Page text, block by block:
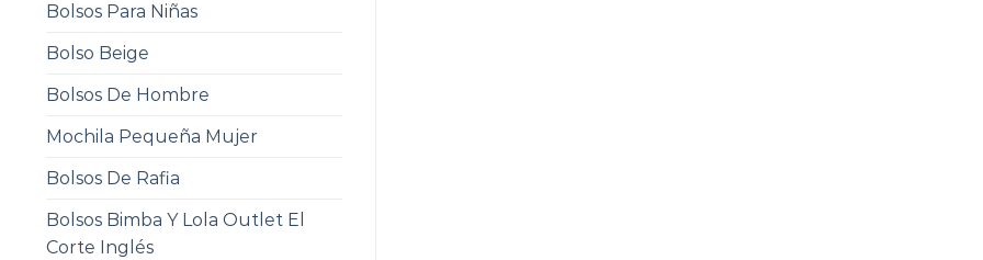
Bolsos Para Niñas
Bolso Beige
Bolsos De Hombre
Mochila Pequeña Mujer
Bolsos De Rafia
Bolsos Bimba Y Lola Outlet El
Corte Inglés